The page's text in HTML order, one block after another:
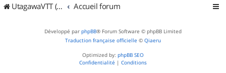
UtagawaVTT (Randos VTT et VTTAE avec traces GPS) Accueil forum
Développé par phpBB® Forum Software © phpBB Limited
Traduction française officielle © Qiaeru
Optimized by: phpBB SEO
Confidentialité | Conditions